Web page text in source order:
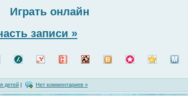
Играть онлайн
записи »
детей | Нет комментариев »